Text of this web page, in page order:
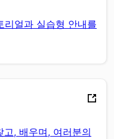
리얼과 실습형 안내를
, 배우며, 여러분의